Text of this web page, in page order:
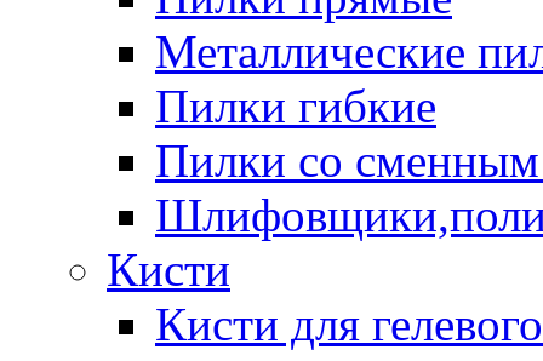
Металлические
Пилки гибкие
Пилки со сменным
Кисти
Кисти для